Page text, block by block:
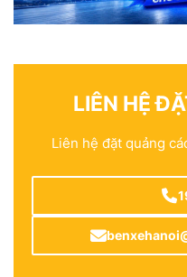
LIÊN HỆ
Liên hệ đặt quảng